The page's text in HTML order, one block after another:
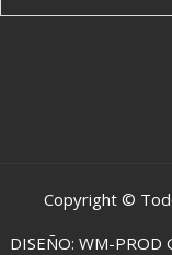
Copyright ©
DISEÑO: WM-PROD